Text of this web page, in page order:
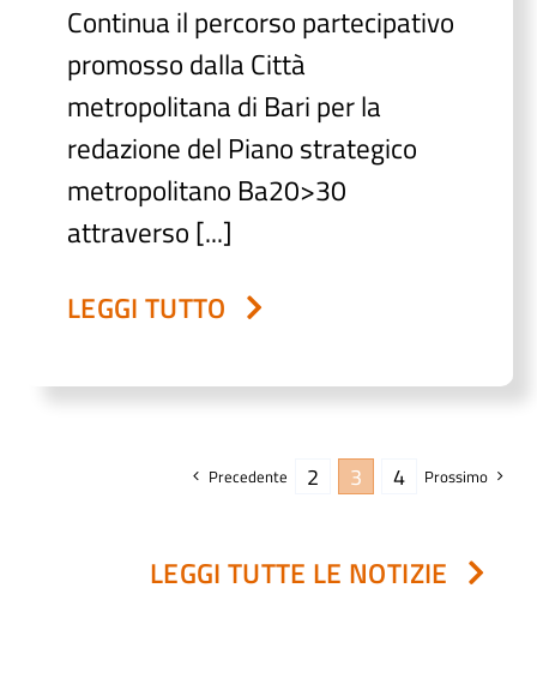
Continua il percorso partecipativo
promosso dalla Città
metropolitana di Bari per la
redazione del Piano strategico
metropolitano Ba20>30
attraverso [...]
LEGGI TUTTO
Precedente 2 3 4 Prossimo
LEGGI TUTTE LE NOTIZIE